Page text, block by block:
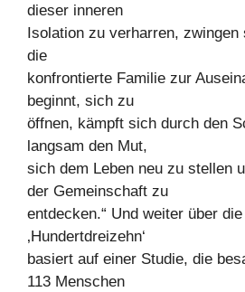
dieser inneren
Isolation zu verharren, zwingen
die
konfrontierte Familie zur
beginnt, sich zu
öffnen, kämpft sich durch den
langsam den Mut,
sich dem Leben neu zu stellen
der Gemeinschaft zu
entdecken.“ Und weiter über
‚Hundertdreizehn‘
basiert auf einer Studie, die
113 Menschen